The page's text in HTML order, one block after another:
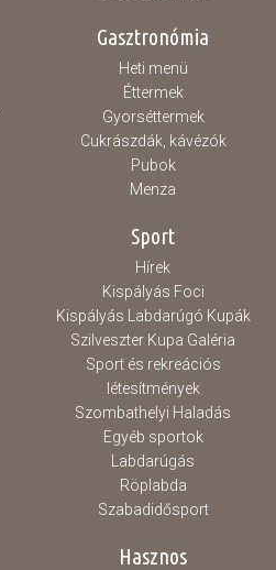
Gasztronómia
Heti menü
Éttermek
Gyorséttermek
Cukrászdák, kávézók
Pubok
Menza
Sport
Hírek
Kispályás Foci
Kispályás Labdarúgó Kupák
Szilveszter Kupa Galéria
Sport és rekreációs
létesítmények
Szombathelyi Haladás
Egyéb sportok
Labdarúgás
Röplabda
Szabadidősport
Hasznos